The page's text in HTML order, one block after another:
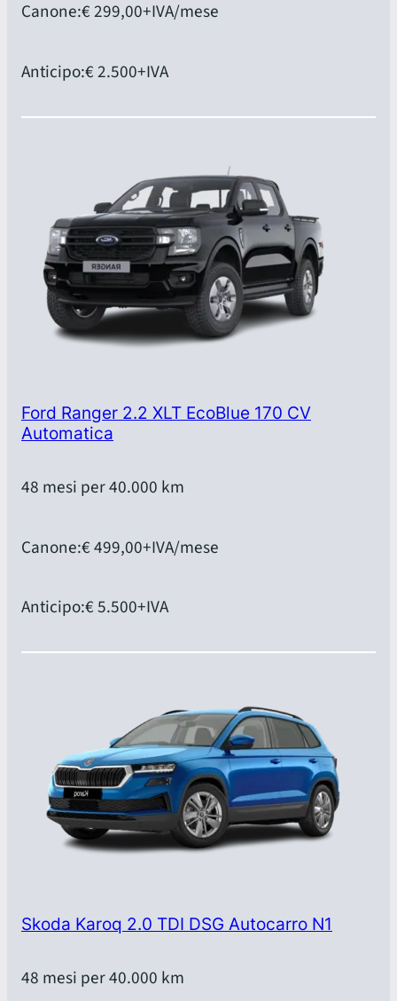
Canone:€ 299,00+IVA/mese
Anticipo:€ 2.500+IVA
Ford Ranger 2.2 XLT EcoBlue 170 CV
Automatica
48 mesi per 40.000 km
Canone:€ 499,00+IVA/mese
Anticipo:€ 5.500+IVA
Skoda Karoq 2.0 TDI DSG Autocarro N1
48 mesi per 40.000 km